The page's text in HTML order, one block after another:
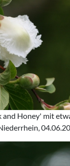
Honey' mit